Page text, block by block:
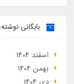
بایگانی
اسفند 1404
بهمن 1404